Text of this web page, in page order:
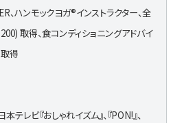
ハンモックヨガ®︎インストラクター、全
取得、食コンディショニングアドバイ
得
テレビ『おしゃれイズム』、『PON!』、